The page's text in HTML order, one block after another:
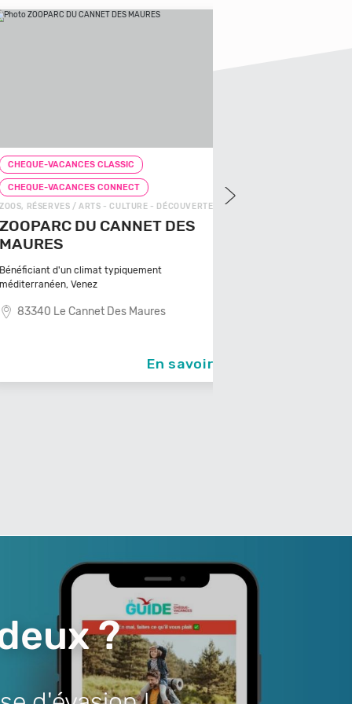
VACANCES CLASSIC
VACANCES CONNECT
/ ARTS - CULTURE - DÉCOUVERTE
DU CANNET DES
d'un climat typiquement
Venez
Le Cannet Des Maures
En savoir +
MINI GOLF LE
?